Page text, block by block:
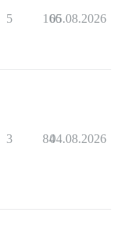
5 166
05.08.2026
3 8404.08.2026